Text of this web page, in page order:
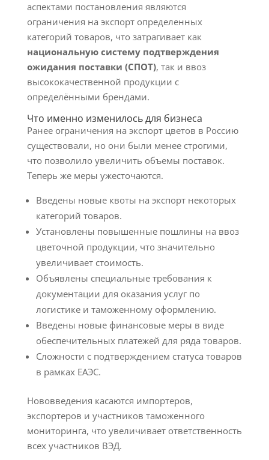
аспектами постановления являются
ограничения на экспорт определенных
категорий товаров, что затрагивает как
национальную систему подтверждения
ожидания поставки (СПОТ), так и ввоз
высококачественной продукции с
определёнными брендами.
Что именно изменилось для бизнеса
Ранее ограничения на экспорт цветов в Россию
существовали, но они были менее строгими,
что позволило увеличить объемы поставок.
Теперь же меры ужесточаются.
Введены новые квоты на экспорт некоторых
категорий товаров.
Установлены повышенные пошлины на ввоз
цветочной продукции, что значительно
увеличивает стоимость.
Объявлены специальные требования к
документации для оказания услуг по
логистике и таможенному оформлению.
Введены новые финансовые меры в виде
обеспечительных платежей для ряда товаров.
Сложности с подтверждением статуса товаров
в рамках ЕАЭС.
Нововведения касаются импортеров,
экспортеров и участников таможенного
мониторинга, что увеличивает ответственность
всех участников ВЭД.